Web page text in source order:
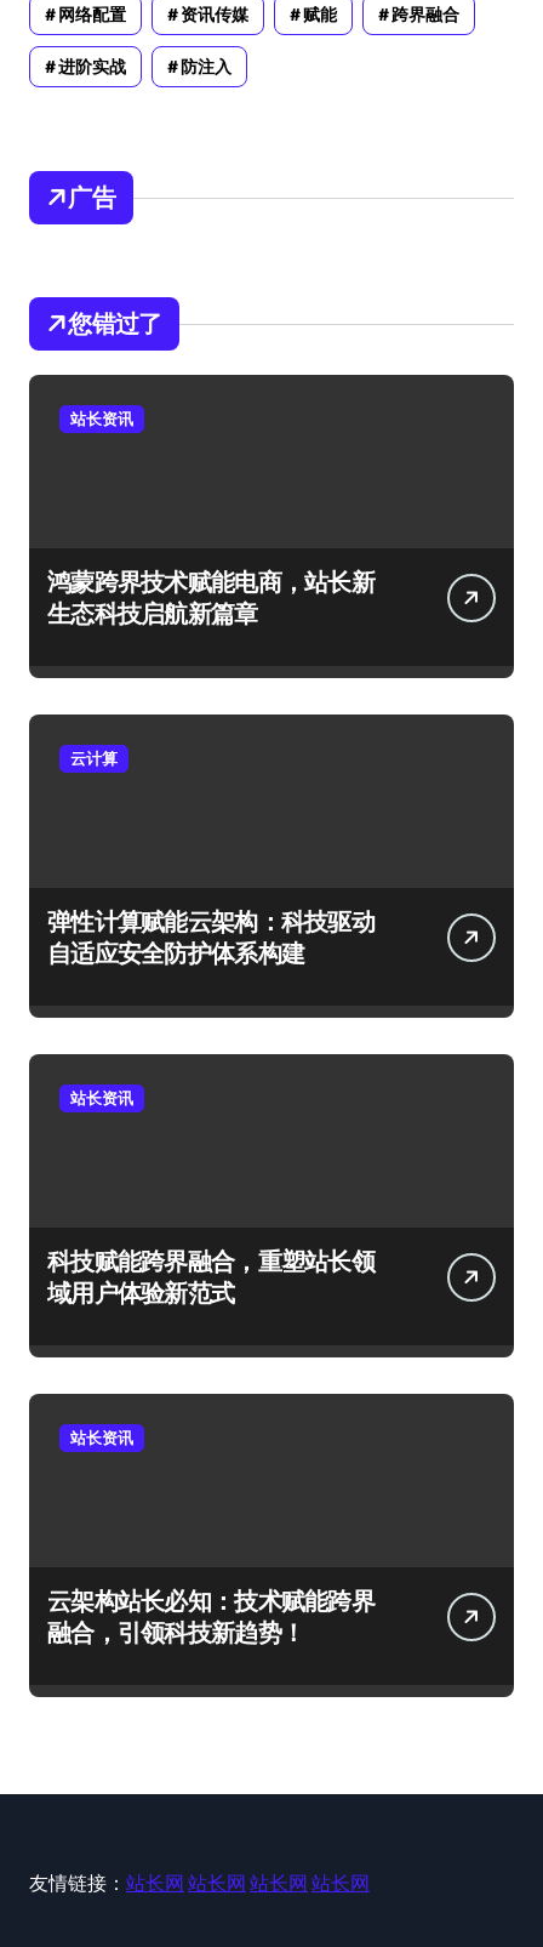
网络配置 资讯传媒 赋能 跨界融合
进阶实战 防注入
广告
您错过了
站长资讯
鸿蒙跨界技术赋能电商，站长新
生态科技启航新篇章
云计算
弹性计算赋能云架构：科技驱动
自适应安全防护体系构建
站长资讯
科技赋能跨界融合，重塑站长领
域用户体验新范式
站长资讯
云架构站长必知：技术赋能跨界
融合，引领科技新趋势！
友情链接： 站长网 站长网 站长网 站长网